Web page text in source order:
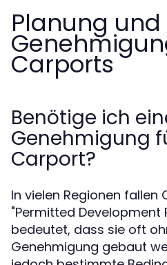
Planung und
Carports
Benötige ich
Genehmigung
Carport?
In vielen Regionen
"Permitted Development
bedeutet, dass sie oft
Genehmigung gebaut